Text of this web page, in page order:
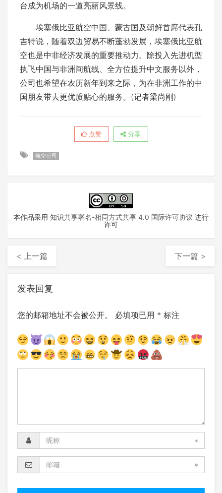
台成为机场的一道亮丽风景线。
埃塞俄比亚航空中国、蒙古国及朝鲜首席代表孔
吉特说，随着双边贸易不断蓬勃发展，埃塞俄比亚航
空也是中非经济发展的重要推动力。除投入先进机型
执飞中国与非洲间航线、全方位提升中文服务以外，
公司也希望在农历新年到来之际，为在非洲工作的中
国朋友带去更优质贴心的服务。(记者梁尚刚)
点赞 分享
航空公司
本作品采用 知识共享署名-相同方式共享 4.0 国际许可协议 进行
许可
< 上一篇 下一篇 >
发表回复
您的邮箱地址不会被公开。 必填项已用 * 标注
*
*